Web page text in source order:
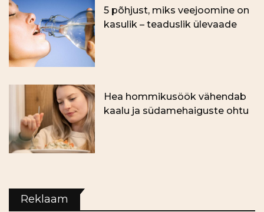
5 põhjust, miks veejoomine on
kasulik – teaduslik ülevaade
Hea hommikusöök vähendab
kaalu ja südamehaiguste ohtu
Reklaam